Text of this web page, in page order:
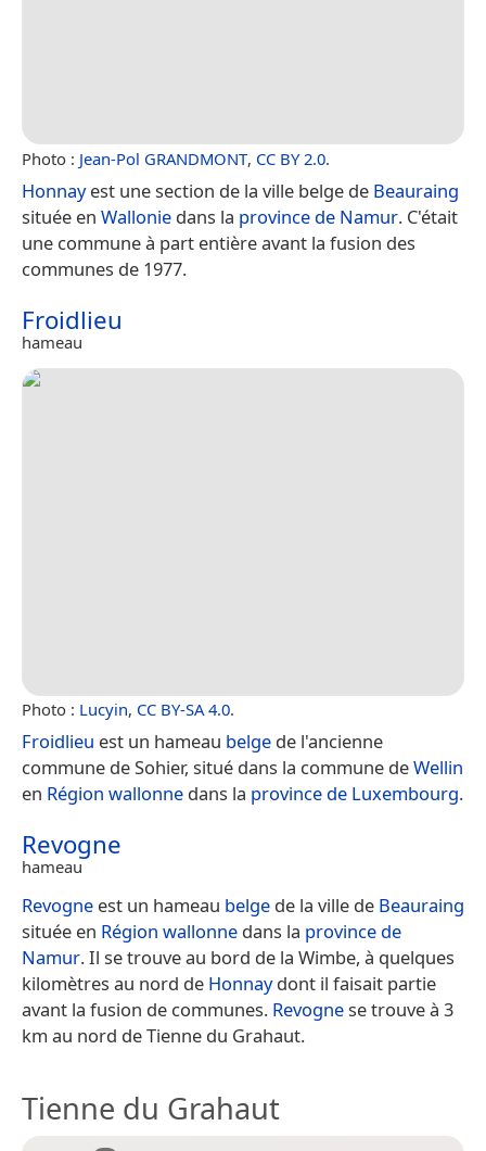
Photo : Jean-Pol GRANDMONT, CC BY 2.0.
Honnayest une section de la ville belge de Beauraing
située en Wallonie dans la province de Namur. C'était
une commune à part entière avant la fusion des
communes de 1977.
Froidlieu
hameau
Photo : Lucyin, CC BY-SA 4.0.
Froidlieu est un hameau belge de l'ancienne
commune de Sohier, situé dans la commune deWellin
en Région wallonne dans la province de Luxembourg.
Revogne
hameau
Revogne est un hameau belge de la ville de Beauraing
située en Région wallonne dans la province de
Namur. Il se trouve au bord de la Wimbe, à quelques
kilomètres au nord de Honnaydont il faisait partie
avant la fusion de communes. Revognese trouve à 3
km au nord de Tienne du Grahaut.
Tienne du Grahaut